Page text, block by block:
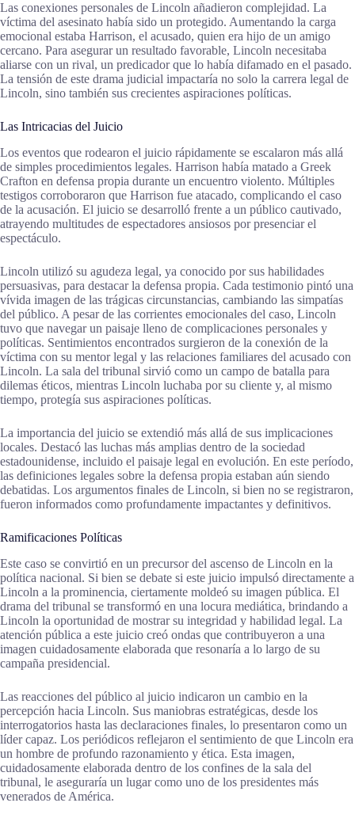
Las conexiones personales de Lincoln añadieron complejidad. La
víctima del asesinato había sido un protegido. Aumentando la carga
emocional estaba Harrison, el acusado, quien era hijo de un amigo
cercano. Para asegurar un resultado favorable, Lincoln necesitaba
aliarse con un rival, un predicador que lo había difamado en el pasado.
La tensión de este drama judicial impactaría no solo la carrera legal de
Lincoln, sino también sus crecientes aspiraciones políticas.
Las Intricacias del Juicio
Los eventos que rodearon el juicio rápidamente se escalaron más allá
de simples procedimientos legales. Harrison había matado a Greek
Crafton en defensa propia durante un encuentro violento. Múltiples
testigos corroboraron que Harrison fue atacado, complicando el caso
de la acusación. El juicio se desarrolló frente a un público cautivado,
atrayendo multitudes de espectadores ansiosos por presenciar el
espectáculo.
Lincoln utilizó su agudeza legal, ya conocido por sus habilidades
persuasivas, para destacar la defensa propia. Cada testimonio pintó una
vívida imagen de las trágicas circunstancias, cambiando las simpatías
del público. A pesar de las corrientes emocionales del caso, Lincoln
tuvo que navegar un paisaje lleno de complicaciones personales y
políticas. Sentimientos encontrados surgieron de la conexión de la
víctima con su mentor legal y las relaciones familiares del acusado con
Lincoln. La sala del tribunal sirvió como un campo de batalla para
dilemas éticos, mientras Lincoln luchaba por su cliente y, al mismo
tiempo, protegía sus aspiraciones políticas.
La importancia del juicio se extendió más allá de sus implicaciones
locales. Destacó las luchas más amplias dentro de la sociedad
estadounidense, incluido el paisaje legal en evolución. En este período,
las definiciones legales sobre la defensa propia estaban aún siendo
debatidas. Los argumentos finales de Lincoln, si bien no se registraron,
fueron informados como profundamente impactantes y definitivos.
Ramificaciones Políticas
Este caso se convirtió en un precursor del ascenso de Lincoln en la
política nacional. Si bien se debate si este juicio impulsó directamente a
Lincoln a la prominencia, ciertamente moldeó su imagen pública. El
drama del tribunal se transformó en una locura mediática, brindando a
Lincoln la oportunidad de mostrar su integridad y habilidad legal. La
atención pública a este juicio creó ondas que contribuyeron a una
imagen cuidadosamente elaborada que resonaría a lo largo de su
campaña presidencial.
Las reacciones del público al juicio indicaron un cambio en la
percepción hacia Lincoln. Sus maniobras estratégicas, desde los
interrogatorios hasta las declaraciones finales, lo presentaron como un
líder capaz. Los periódicos reflejaron el sentimiento de que Lincoln era
un hombre de profundo razonamiento y ética. Esta imagen,
cuidadosamente elaborada dentro de los confines de la sala del
tribunal, le aseguraría un lugar como uno de los presidentes más
venerados de América.